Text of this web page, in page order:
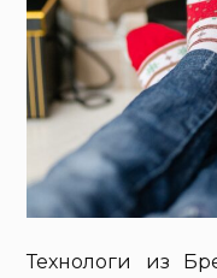
Технологи из